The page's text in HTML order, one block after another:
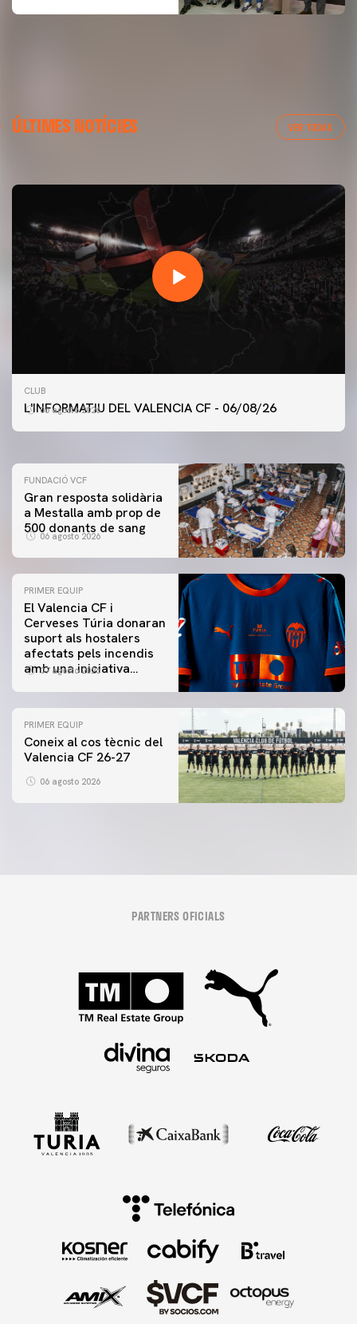
ÚLTIMES NOTÍCIES VER TODAS
ENTRENAMENT DEL VALENCIA CF 7/8/2026
CLUB
L'INFORMATIU DEL VALENCIA CF - 06/08/26
06 agosto 2026
PRIMER EQUIP
ENTRENAMENT DEL VALENCIA CF 6/8/2026
FUNDACIÓ VCF
Gran resposta solidària
a Mestalla amb prop de
500 donants de sang
06 agosto 2026
PRIMER EQUIP
El Valencia CF i
Cerveses Túria donaran
suport als hostalers
afectats pels incendis
amb una iniciativa
07 agosto 2026
PRIMER EQUIP
Coneix al cos tècnic del
Valencia CF 26-27
06 agosto 2026
PARTNERS OFICIALS